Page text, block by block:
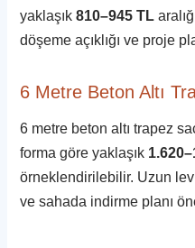
yaklaşık810–945 TL
döşeme açıklığı ve proje
6 Metre Beton Altı
6 metre beton altı trapez
forma göre yaklaşık
örneklendirilebilir. Uzun
ve sahada indirme planı